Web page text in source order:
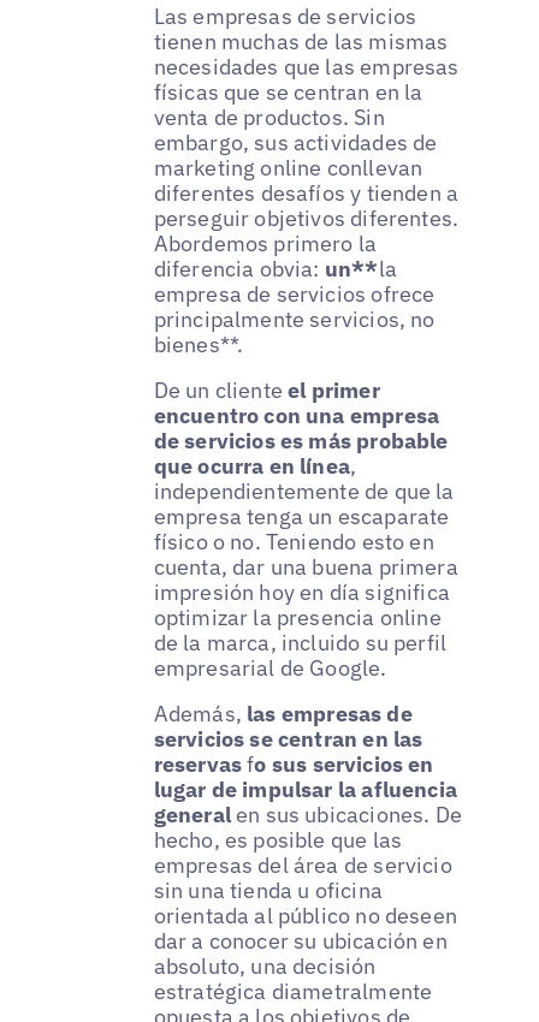
Las empresas de servicios
tienen muchas de las mismas
necesidades que las empresas
físicas que se centran en la
venta de productos. Sin
embargo, sus actividades de
marketing online conllevan
diferentes desafíos y tienden a
perseguir objetivos diferentes.
Abordemos primero la
diferencia obvia: un**la
empresa de servicios ofrece
principalmente servicios, no
bienes**.
De un clienteel primer
encuentro con una empresa
de servicios es más probable
que ocurra en línea,
independientemente de que la
empresa tenga un escaparate
físico o no. Teniendo esto en
cuenta, dar una buena primera
impresión hoy en día significa
optimizar la presencia online
de la marca, incluido su perfil
empresarial de Google.
Además, las empresas de
servicios se centran en las
reservasfo sus servicios en
lugar de impulsar la afluencia
generalen sus ubicaciones. De
hecho, es posible que las
empresas del área de servicio
sin una tienda u oficina
orientada al público no deseen
dar a conocer su ubicación en
absoluto, una decisión
estratégica diametralmente
opuesta a los objetivos de